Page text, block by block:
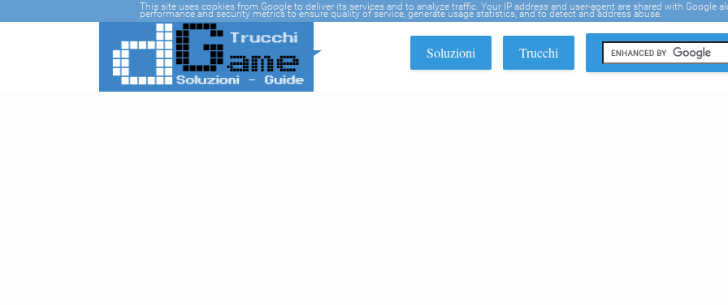
Soluzioni Trucchi
This site uses cookies from Google to deliver its services and to analyze traffic. Your IP address and user-agent are shared with Google
performance and security metrics to ensure quality of service, generate usage statistics, and to detect and address abuse.